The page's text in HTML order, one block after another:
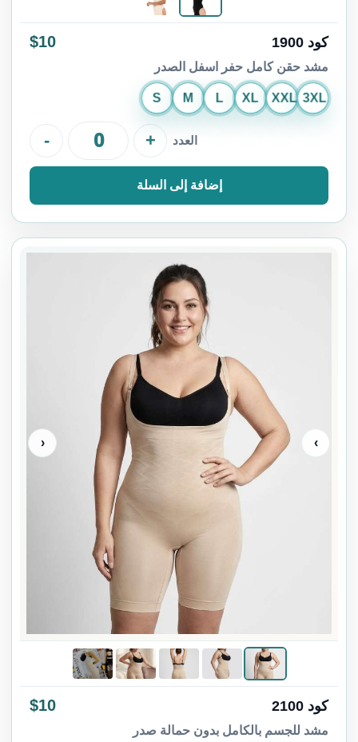
كود 1900 $10
مشد حقن كامل حفر اسفل الصدر
S M L XL XXL 3XL
العدد - +
إضافة إلى السلة
›
‹
كود 2100 $10
مشد للجسم بالكامل بدون حمالة صدر